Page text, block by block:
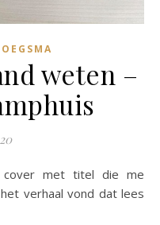
weten –
verhaal vond dat lees